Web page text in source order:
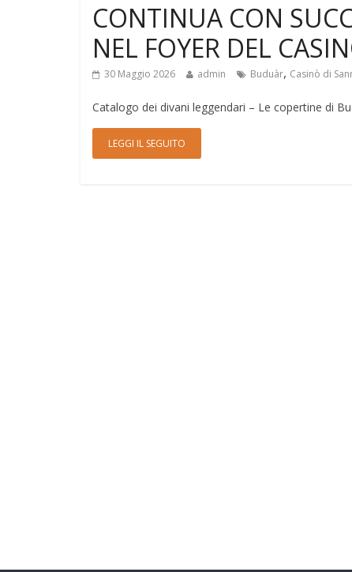
CONTINUA CON
NEL FOYER DEL
30 Maggio 2026 admin Buduàr, Casinò di
Catalogo dei divani leggendari – Le copertine di
LEGGI IL SEGUITO